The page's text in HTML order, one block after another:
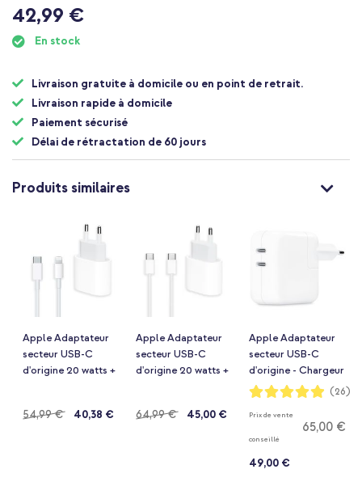
au
début
de
la
d’images
42,99 €
En stock
Livraison gratuite à domicile ou en point de retrait.
Livraison rapide à domicile
Paiement sécurisé
Délai de rétractation de 60 jours
Produits similaires
Apple Adaptateur
secteur USB-C
d'origine 20 watts +
1 mètre - Blanc
Prix
54,99 € 40,38 €
Apple Adaptateur
secteur USB-C
d'origine 20 watts +
d'origine - 2 mètres
Prix
64,99 € 45,00 €
Apple Adaptateur
secteur USB-C
d'origine - Chargeur
- Double connexion
Blanc
Notation:
98%
(26)
Prix de vente
conseillé
65,00 €
49,00 €